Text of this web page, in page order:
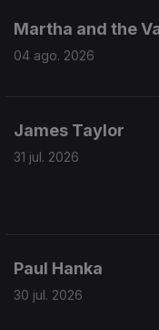
Martha and the
04 ago. 2026
James Taylor
31 jul. 2026
Paul Hanka
30 jul. 2026